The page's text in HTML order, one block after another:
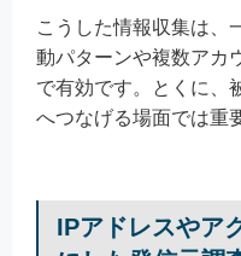
こうした情報収集は、
動パターンや複数アカ
で有効です。とくに、
へつなげる場面では重
IPアドレスやア